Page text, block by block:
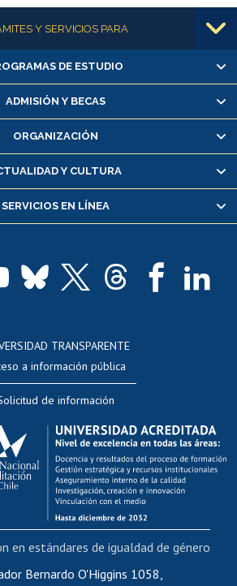
Y SERVICIOS PARA
os y exalumnas/os
Matrícula en línea
y cambio de asignaturas
y certificado de notas
médico y dental
de arancel y crédito alumnos
Docentes
Evaluación docente
Calificación académica
Postulación al AUCAI
Funcionarias/os
internos de capacitación
Bienestar del personal
de movilidad interna
Certificado de renta
DE ESTUDIO
ADMISIÓN Y BECAS
ORGANIZACIÓN
Y CULTURA
SERVICIOS EN LÍNEA
TRANSPARENTE
a información pública
de información
Bernardo O'Higgins 1058,
en estándares de igualdad de género